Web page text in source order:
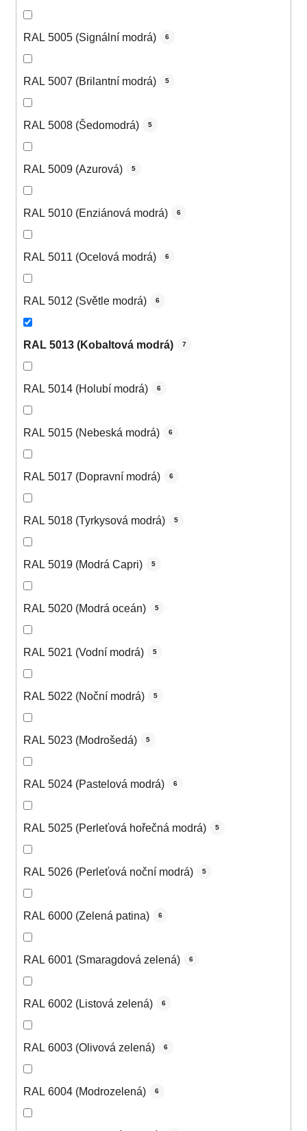
RAL 5005 (Signální modrá) 6
RAL 5007 (Brilantní modrá) 5
RAL 5008 (Šedomodrá) 5
RAL 5009 (Azurová) 5
RAL 5010 (Enziánová modrá) 6
RAL 5011 (Ocelová modrá) 6
RAL 5012 (Světle modrá) 6
RAL 5013 (Kobaltová modrá) 7
RAL 5014 (Holubí modrá) 6
RAL 5015 (Nebeská modrá) 6
RAL 5017 (Dopravní modrá) 6
RAL 5018 (Tyrkysová modrá) 5
RAL 5019 (Modrá Capri) 5
RAL 5020 (Modrá oceán) 5
RAL 5021 (Vodní modrá) 5
RAL 5022 (Noční modrá) 5
RAL 5023 (Modrošedá) 5
RAL 5024 (Pastelová modrá) 6
RAL 5025 (Perleťová hořečná modrá) 5
RAL 5026 (Perleťová noční modrá) 5
RAL 6000 (Zelená patina) 6
RAL 6001 (Smaragdová zelená) 6
RAL 6002 (Listová zelená) 6
RAL 6003 (Olivová zelená) 6
RAL 6004 (Modrozelená) 6